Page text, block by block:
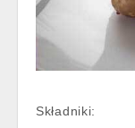
Składniki: